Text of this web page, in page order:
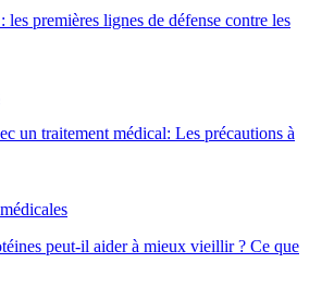
les premières lignes de défense contre les
un traitement médical: Les précautions à
peut-il aider à mieux vieillir ? Ce que